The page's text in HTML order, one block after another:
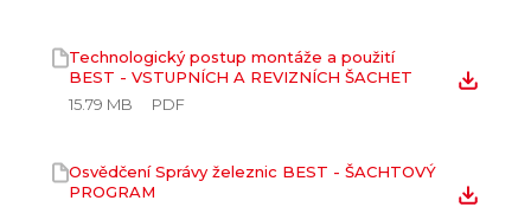
Technologický postup montáže a použití
BEST - VSTUPNÍCH A REVIZNÍCH ŠACHET
15.79 MB
PDF
Osvědčení Správy železnic BEST - ŠACHTOVÝ
PROGRAM